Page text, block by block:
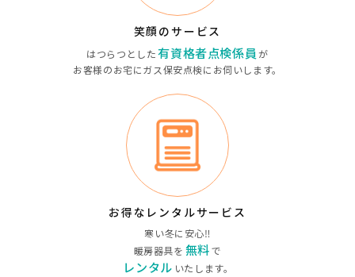
笑顔のサービス
はつらつとした有資格者点検係員が
お客様のお宅にガス保安点検にお伺いします。
お得なレンタルサービス
寒い冬に安心‼︎
暖房器具を 無料で
レンタル いたします。